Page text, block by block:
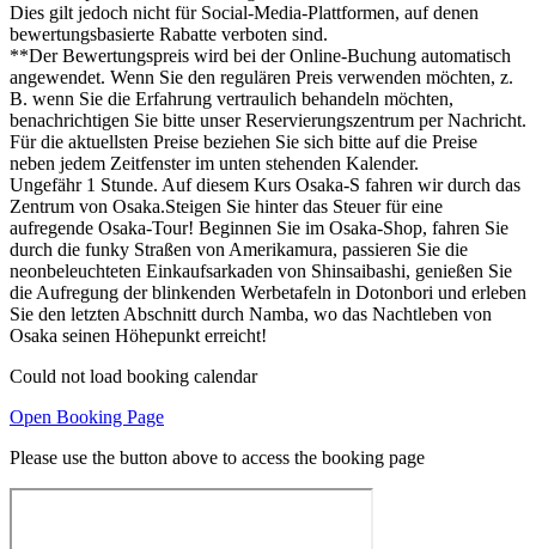
Dies gilt jedoch nicht für Social-Media-Plattformen, auf denen
bewertungsbasierte Rabatte verboten sind.
**Der Bewertungspreis wird bei der Online-Buchung automatisch
angewendet. Wenn Sie den regulären Preis verwenden möchten, z.
B. wenn Sie die Erfahrung vertraulich behandeln möchten,
benachrichtigen Sie bitte unser Reservierungszentrum per Nachricht.
Für die aktuellsten Preise beziehen Sie sich bitte auf die Preise
neben jedem Zeitfenster im unten stehenden Kalender.
Ungefähr 1 Stunde. Auf diesem Kurs Osaka-S fahren wir durch das
Zentrum von Osaka.Steigen Sie hinter das Steuer für eine
aufregende Osaka-Tour! Beginnen Sie im Osaka-Shop, fahren Sie
durch die funky Straßen von Amerikamura, passieren Sie die
neonbeleuchteten Einkaufsarkaden von Shinsaibashi, genießen Sie
die Aufregung der blinkenden Werbetafeln in Dotonbori und erleben
Sie den letzten Abschnitt durch Namba, wo das Nachtleben von
Osaka seinen Höhepunkt erreicht!
Could not load booking calendar
Open Booking Page
Please use the button above to access the booking page